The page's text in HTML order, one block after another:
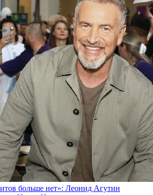
больше нет»: Леонид Агутин